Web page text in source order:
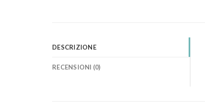
DESCRIZIONE
RECENSIONI (0)